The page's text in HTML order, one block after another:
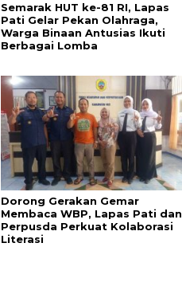
Semarak HUT ke-81 RI, Lapas
Pati Gelar Pekan Olahraga,
Warga Binaan Antusias Ikuti
Berbagai Lomba
Dorong Gerakan Gemar
Membaca WBP, Lapas Pati dan
Perpusda Perkuat Kolaborasi
Literasi